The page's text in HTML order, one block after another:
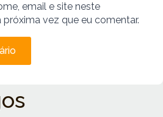
email e site neste
vez que eu comentar.